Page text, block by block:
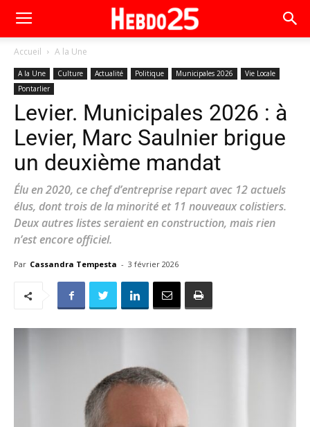
Accueil A la Une
A la Une Culture Actualité Politique Municipales 2026
Vie Locale
Pontarlier
Levier. Municipales 2026 : à
Levier, Marc Saulnier brigue
un deuxième mandat
Élu en 2020, ce chef d’entreprise repart avec 12 actuels
élus, dont trois de la minorité et 11 nouveaux colistiers.
Deux autres listes seraient en construction, mais rien
n’est encore officiel.
Par Cassandra Tempesta - 3 février 2026